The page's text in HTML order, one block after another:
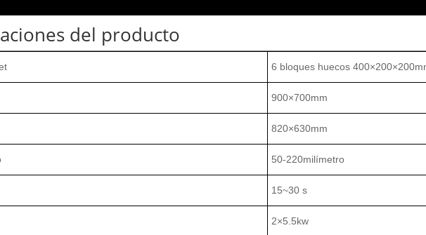
del producto
6 bloques huecos
900×700mm
820×630mm
50-220milímetro
15~30 s
2×5.5kw